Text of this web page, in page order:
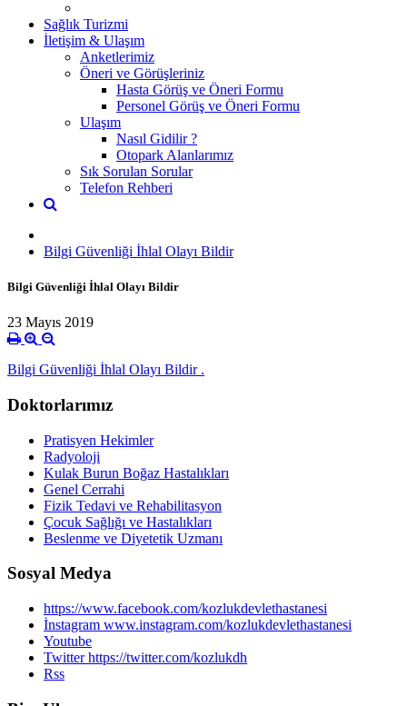
Sağlık Turizmi
İletişim & Ulaşım
Anketlerimiz
Öneri ve Görüşleriniz
Hasta Görüş ve Öneri Formu
Personel Görüş ve Öneri Formu
Ulaşım
Nasıl Gidilir ?
Otopark Alanlarımız
Sık Sorulan Sorular
Telefon Rehberi
Bilgi Güvenliği İhlal Olayı Bildir
Bilgi Güvenliği İhlal Olayı Bildir
23 Mayıs 2019
Bilgi Güvenliği İhlal Olayı Bildir .
Doktorlarımız
Pratisyen Hekimler
Radyoloji
Kulak Burun Boğaz Hastalıkları
Genel Cerrahi
Fizik Tedavi ve Rehabilitasyon
Çocuk Sağlığı ve Hastalıkları
Beslenme ve Diyetetik Uzmanı
Sosyal Medya
https://www.facebook.com/kozlukdevlethastanesi
İnstagram www.instagram.com/kozlukdevlethastanesi
Youtube
Twitter https://twitter.com/kozlukdh
Rss